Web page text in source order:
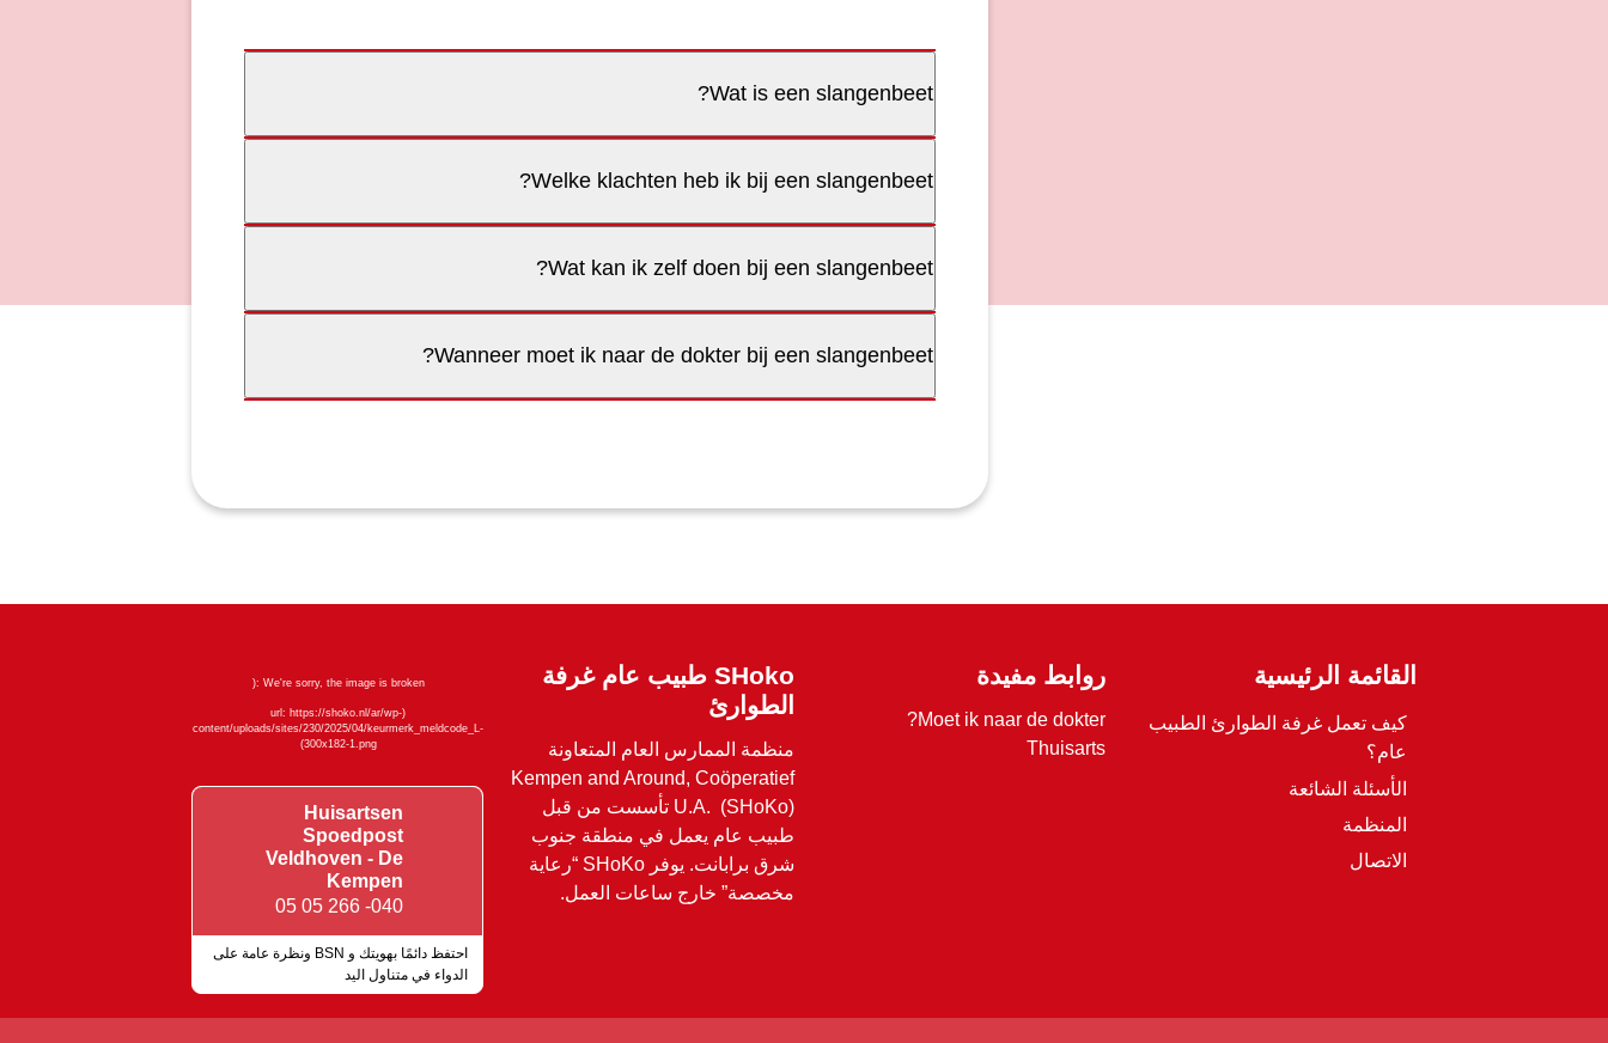
Wat is een slangenbeet?
Welke klachten heb ik bij een slangenbeet?
Wat kan ik zelf doen bij een slangenbeet?
Wanneer moet ik naar de dokter bij een slangenbeet?
القائمة الرئيسية
كيف تعمل غرفة الطوارئ الطبيب
عام؟
الأسئلة الشائعة
المنظمة
الاتصال
روابط مفيدة
Moet ik naar de dokter?
Thuisarts
SHoko طبيب عام غرفة
الطوارئ
منظمة الممارس العام المتعاونة
Kempen and Around, Coöperatief
U.A. (SHoKo) تأسست من قبل
طبيب عام يعمل في منطقة جنوب
شرق برابانت. يوفر SHoKo “رعاية
مخصصة” خارج ساعات العمل.
Huisartsen
Spoedpost
Veldhoven - De
Kempen
040- 266 05 05
احتفظ دائمًا بهويتك و BSN ونظرة عامة على
الدواء في متناول اليد